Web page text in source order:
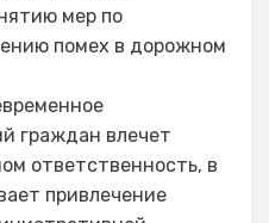
мер по
помех в дорожном
граждан влечет
ответственность, в
привлечение